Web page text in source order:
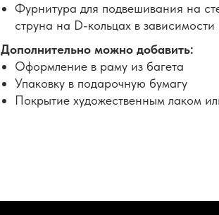
Фурнитура для подвешивания на
струна на D-кольцах в
Дополнительно можно добавить:
Оформление в раму из багета
Упаковку в подарочную бумагу
Покрытие художественным лаком